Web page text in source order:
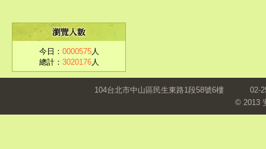
今日： 0000575人
總計： 3020176人
104台北市中山區民生東路1段58號6樓
02-
© 2013